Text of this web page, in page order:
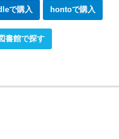
で購入 hontoで購入
書館で探す